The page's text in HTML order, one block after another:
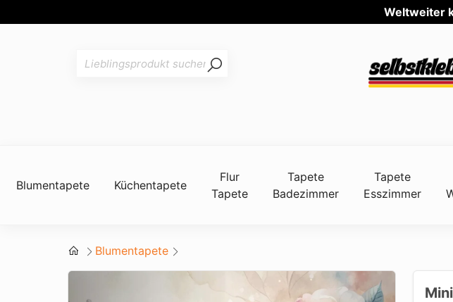
Blumentapete Küchentapete
Flur
Tapete
Tapete
Badezimmer
Tapete
Esszimmer
Blumentapete